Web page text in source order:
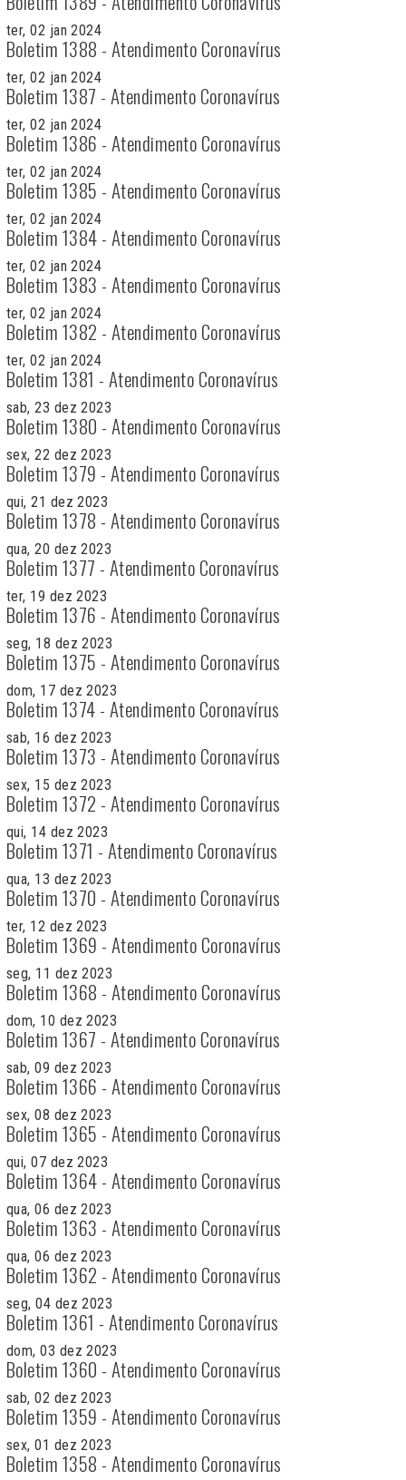
ter, 02 jan 2024
Boletim 1388 - Atendimento Coronavírus
ter, 02 jan 2024
Boletim 1387 - Atendimento Coronavírus
ter, 02 jan 2024
Boletim 1386 - Atendimento Coronavírus
ter, 02 jan 2024
Boletim 1385 - Atendimento Coronavírus
ter, 02 jan 2024
Boletim 1384 - Atendimento Coronavírus
ter, 02 jan 2024
Boletim 1383 - Atendimento Coronavírus
ter, 02 jan 2024
Boletim 1382 - Atendimento Coronavírus
ter, 02 jan 2024
Boletim 1381 - Atendimento Coronavírus
sab, 23 dez 2023
Boletim 1380 - Atendimento Coronavírus
sex, 22 dez 2023
Boletim 1379 - Atendimento Coronavírus
qui, 21 dez 2023
Boletim 1378 - Atendimento Coronavírus
qua, 20 dez 2023
Boletim 1377 - Atendimento Coronavírus
ter, 19 dez 2023
Boletim 1376 - Atendimento Coronavírus
seg, 18 dez 2023
Boletim 1375 - Atendimento Coronavírus
dom, 17 dez 2023
Boletim 1374 - Atendimento Coronavírus
sab, 16 dez 2023
Boletim 1373 - Atendimento Coronavírus
sex, 15 dez 2023
Boletim 1372 - Atendimento Coronavírus
qui, 14 dez 2023
Boletim 1371 - Atendimento Coronavírus
qua, 13 dez 2023
Boletim 1370 - Atendimento Coronavírus
ter, 12 dez 2023
Boletim 1369 - Atendimento Coronavírus
seg, 11 dez 2023
Boletim 1368 - Atendimento Coronavírus
dom, 10 dez 2023
Boletim 1367 - Atendimento Coronavírus
sab, 09 dez 2023
Boletim 1366 - Atendimento Coronavírus
sex, 08 dez 2023
Boletim 1365 - Atendimento Coronavírus
qui, 07 dez 2023
Boletim 1364 - Atendimento Coronavírus
qua, 06 dez 2023
Boletim 1363 - Atendimento Coronavírus
qua, 06 dez 2023
Boletim 1362 - Atendimento Coronavírus
seg, 04 dez 2023
Boletim 1361 - Atendimento Coronavírus
dom, 03 dez 2023
Boletim 1360 - Atendimento Coronavírus
sab, 02 dez 2023
Boletim 1359 - Atendimento Coronavírus
sex, 01 dez 2023
Boletim 1358 - Atendimento Coronavírus